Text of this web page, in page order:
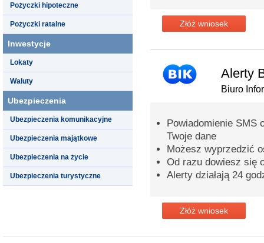
Pożyczki hipoteczne
Pożyczki ratalne
Inwestycje
Lokaty
Waluty
Ubezpieczenia
Ubezpieczenia komunikacyjne
Ubezpieczenia majątkowe
Ubezpieczenia na życie
Ubezpieczenia turystyczne
Złóż wniosek
Alerty
Biuro
Powiadomienie SMS
Twoje dane
Możesz wyprzedzić
Od razu dowiesz się
Alerty działają 24
Złóż wniosek